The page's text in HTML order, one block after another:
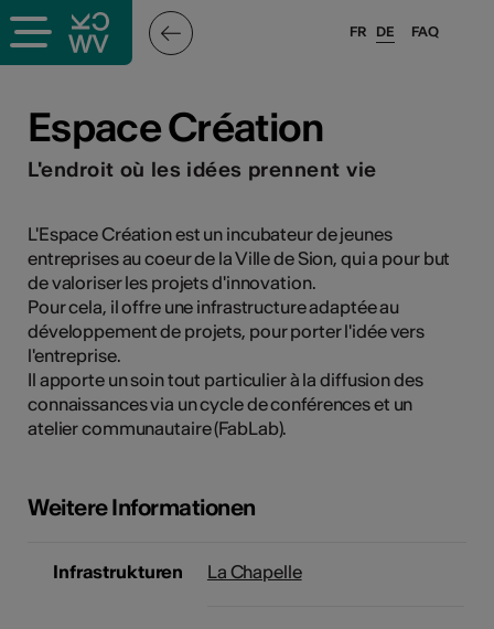
FAQ
FR DE
Espace Création
L'endroit où les idées prennent vie
L'Espace Création est un incubateur de jeunes
entreprises au coeur de la Ville de Sion, qui a pour but
de valoriser les projets d'innovation.
Pour cela, il offre une infrastructure adaptée au
développement de projets, pour porter l'idée vers
l'entreprise.
Il apporte un soin tout particulier à la diffusion des
connaissances via un cycle de conférences et un
atelier communautaire (FabLab).
Weitere Informationen
Infrastrukturen La Chapelle